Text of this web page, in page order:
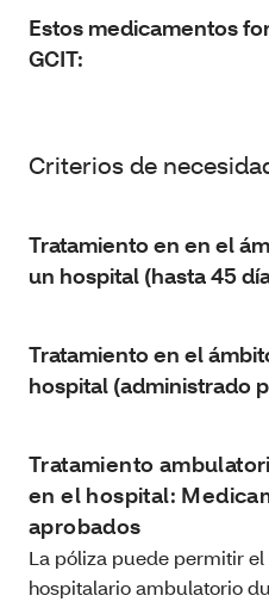
Estos medicamentos
GCIT:
Criterios de
Tratamiento en en el
un hospital (hasta 45
Tratamiento en el
hospital (administrado
Tratamiento
en el hospital:
aprobados
La póliza puede permitir
hospitalario ambulatorio